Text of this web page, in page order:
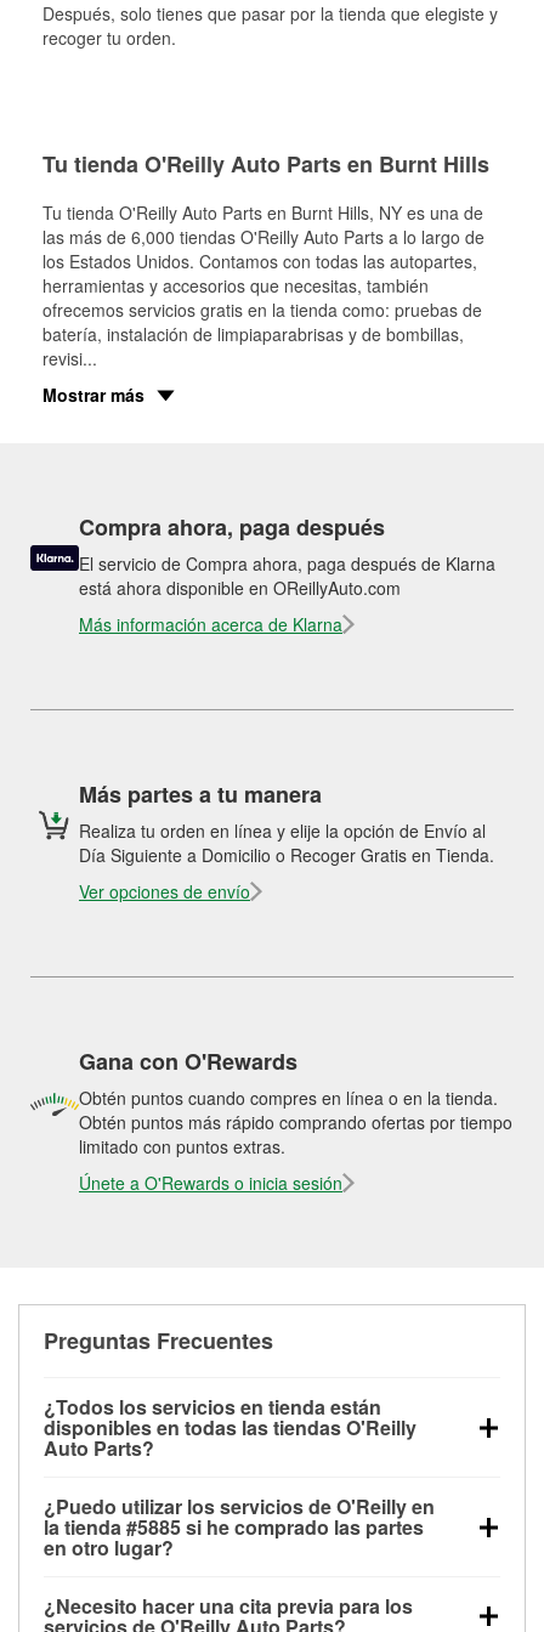
Después, solo tienes que pasar por la tienda que elegiste y
recoger tu orden.
Tu tienda O'Reilly Auto Parts en Burnt Hills
Tu tienda O'Reilly Auto Parts en Burnt Hills, NY es una de
las más de 6,000 tiendas O'Reilly Auto Parts a lo largo de
los Estados Unidos. Contamos con todas las autopartes,
herramientas y accesorios que necesitas, también
ofrecemos servicios gratis en la tienda como: pruebas de
batería, instalación de limpiaparabrisas y de bombillas,
revisi...
Mostrar más
Compra ahora, paga después
El servicio de Compra ahora, paga después de Klarna
está ahora disponible en OReillyAuto.com
Más información acerca de Klarna
Más partes a tu manera
Realiza tu orden en línea y elije la opción de Envío al
Día Siguiente a Domicilio o Recoger Gratis en Tienda.
Ver opciones de envío
Gana con O'Rewards
Obtén puntos cuando compres en línea o en la tienda.
Obtén puntos más rápido comprando ofertas por tiempo
limitado con puntos extras.
Únete a O'Rewards o inicia sesión
Preguntas Frecuentes
¿Todos los servicios en tienda están
disponibles en todas las tiendas O'Reilly
Auto Parts?
las pruebas de batería, pruebas de alternador y
motor de arranque, revisión de la luz “Check Engine”
con O'Reilly VeriScan® e instalación de
limpiaparabrisas o bombillas, están disponibles en
todas las tiendas O'Reilly Auto Parts. La tienda
¿Puedo utilizar los servicios de O'Reilly en
la tienda #5885 si he comprado las partes
en otro lugar?
de O'Reilly Auto Parts que estén disponibles en la
¿Necesito hacer una cita previa para los